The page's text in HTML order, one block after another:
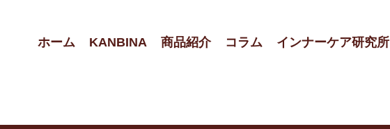
ホーム KANBINA 商品紹介 コラム インナーケア研究所